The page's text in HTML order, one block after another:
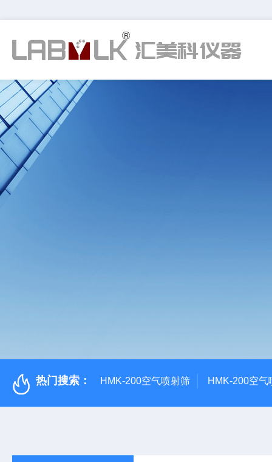
热门搜索： HMK-200空气喷射筛 HMK-200空气